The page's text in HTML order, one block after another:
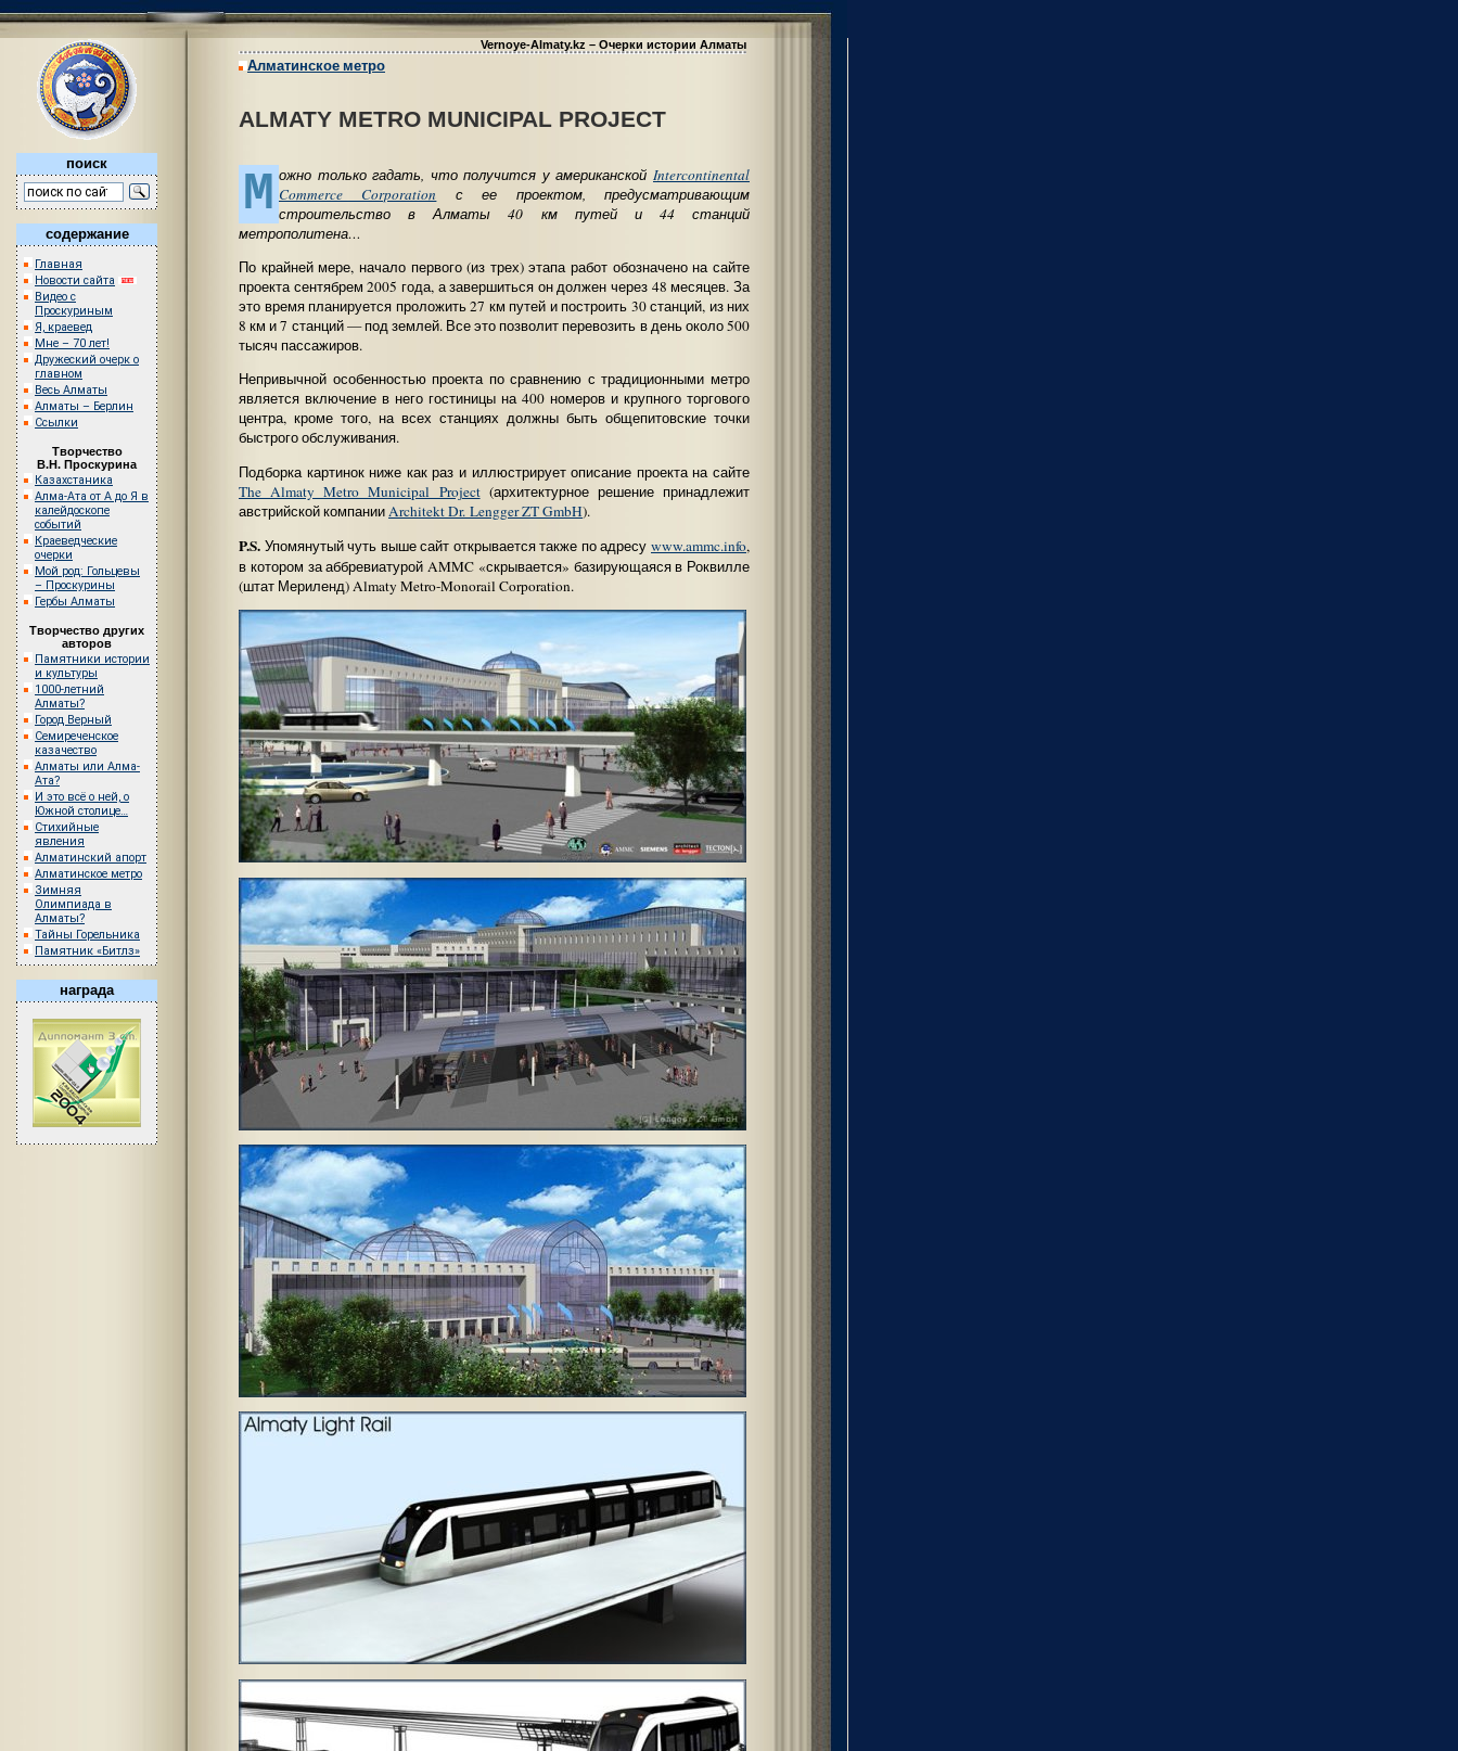
поиск
содержание
Главная
Новости сайта
Видео с
Проскуриным
Я, краевед
Мне – 70 лет!
Дружеский очерк о
главном
Весь Алматы
Алматы – Берлин
Ссылки
Творчество
В.Н. Проскурина
Казахстаника
Алма-Ата от А до Я в
калейдоскопе
событий
Краеведческие
очерки
Мой род: Гольцевы
– Проскурины
Гербы Алматы
Творчество других
авторов
Памятники истории
и культуры
1000-летний
Алматы?
Город Верный
Семиреченское
казачество
Алматы или Алма-
Ата?
И это всё о ней, о
Южной столице…
Стихийные
явления
Алматинский апорт
Алматинское метро
Зимняя
Олимпиада в
Алматы?
Тайны Горельника
Памятник «Битлз»
награда
Vernoye-Almaty.kz – Очерки истории Алматы
Алматинское метро
ALMATY METRO MUNICIPAL PROJECT
М ожно только гадать, что получится у американской Intercontinental
Commerce Corporation с ее проектом, предусматривающим
строительство в Алматы 40 км путей и 44 станций
метрополитена…
По крайней мере, начало первого (из трех) этапа работ обозначено на сайте
проекта сентябрем 2005 года, а завершиться он должен через 48 месяцев. За
это время планируется проложить 27 км путей и построить 30 станций, из них
8 км и 7 станций — под землей. Все это позволит перевозить в день около 500
тысяч пассажиров.
Непривычной особенностью проекта по сравнению с традиционными метро
является включение в него гостиницы на 400 номеров и крупного торгового
центра, кроме того, на всех станциях должны быть общепитовские точки
быстрого обслуживания.
Подборка картинок ниже как раз и иллюстрирует описание проекта на сайте
The Almaty Metro Municipal Project(архитектурное решение принадлежит
австрийской компанииArchitekt Dr. Lengger ZT GmbH).
P.S. Упомянутый чуть выше сайт открывается также по адресу www.ammc.info,
в котором за аббревиатурой AMMC «скрывается» базирующаяся в Роквилле
(штат Мериленд) Almaty Metro-Monorail Corporation.